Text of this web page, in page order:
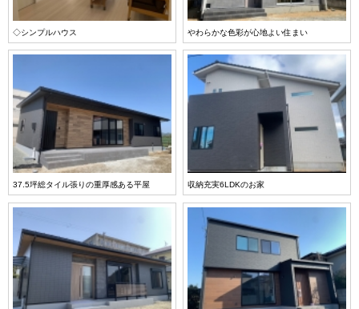
◇シンプルハウス やわらかな色彩が心地よい住まい
37.5坪総タイル張りの重厚感ある平屋 収納充実6LDKのお家